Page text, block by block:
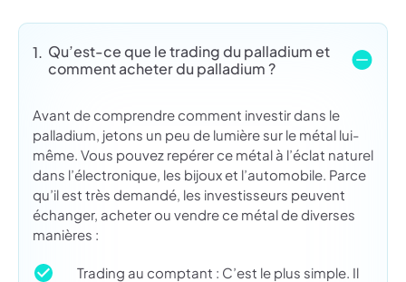
1. Qu’est-ce que le trading du palladium et
comment acheter du palladium ?
Avant de comprendre comment investir dans le
palladium, jetons un peu de lumière sur le métal lui-
même. Vous pouvez repérer ce métal à l’éclat naturel
dans l’électronique, les bijoux et l’automobile. Parce
qu’il est très demandé, les investisseurs peuvent
échanger, acheter ou vendre ce métal de diverses
manières :
Trading au comptant : C’est le plus simple. Il